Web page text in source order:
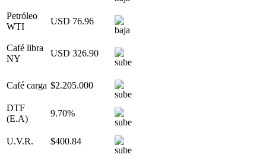
Petróleo
WTI
USD 76.96
Café libra
NY
USD 326.90
Café carga $2.205.000
DTF
(E.A)
9.70%
U.V.R. $400.84